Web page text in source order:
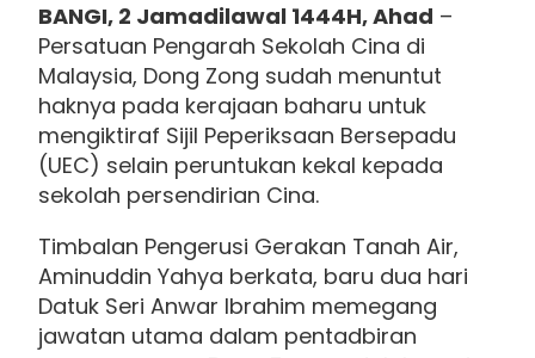
BANGI, 2 Jamadilawal 1444H, Ahad –
Persatuan Pengarah Sekolah Cina di
Malaysia, Dong Zong sudah menuntut
haknya pada kerajaan baharu untuk
mengiktiraf Sijil Peperiksaan Bersepadu
(UEC) selain peruntukan kekal kepada
sekolah persendirian Cina.
Timbalan Pengerusi Gerakan Tanah Air,
Aminuddin Yahya berkata, baru dua hari
Datuk Seri Anwar Ibrahim memegang
jawatan utama dalam pentadbiran